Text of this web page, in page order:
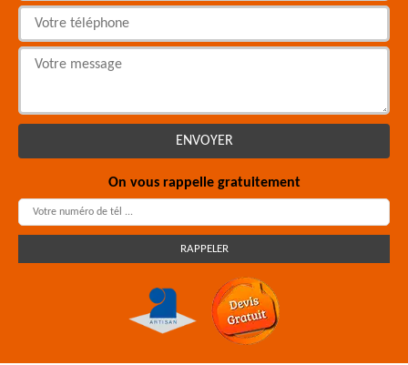
On vous rappelle gratuitement